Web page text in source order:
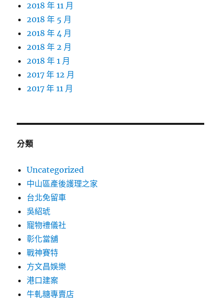
2018 年 11 月
2018 年 5 月
2018 年 4 月
2018 年 2 月
2018 年 1 月
2017 年 12 月
2017 年 11 月
分類
Uncategorized
中山區產後護理之家
台北免留車
吳紹琥
寵物禮儀社
彰化當舖
戰神賽特
方文昌娛樂
港口建案
牛軋糖專賣店